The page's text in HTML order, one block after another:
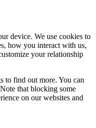
device. We use cookies to
how you interact with us,
your relationship
to find out more. You can
that blocking some
on our websites and